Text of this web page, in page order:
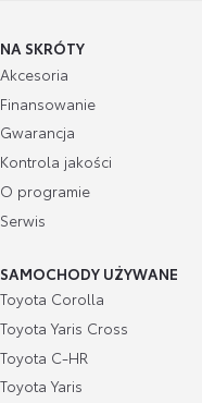
NA SKRÓTY
Akcesoria
Finansowanie
Gwarancja
Kontrola jakości
O programie
Serwis
SAMOCHODY UŻYWANE
Toyota Corolla
Toyota Yaris Cross
Toyota C-HR
Toyota Yaris